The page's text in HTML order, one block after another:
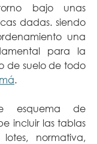
bajo unas
dadas. siendo
una
para la
de suelo de todo
.
esquema de
incluir las tablas
normativa,